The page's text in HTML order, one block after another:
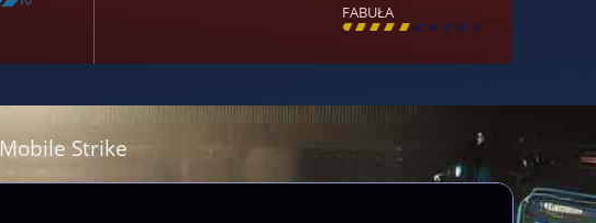
FABUŁA
[ \ \ \ \ \ \ \ \ ]
Mobile Strike